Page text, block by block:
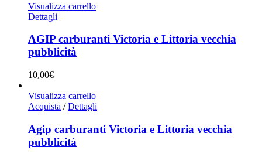
Visualizza carrello
Dettagli
AGIP carburanti Victoria e Littoria vecchia
pubblicità
10,00€
Visualizza carrello
Acquista / Dettagli
Agip carburanti Victoria e Littoria vecchia
pubblicità